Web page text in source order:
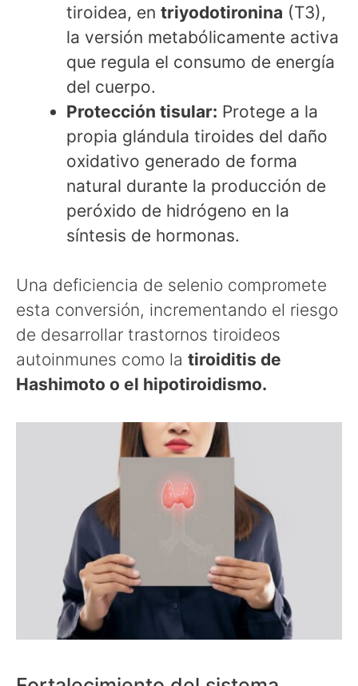
tiroidea, en triyodotironina (T3),
la versión metabólicamente activa
que regula el consumo de energía
del cuerpo.
Protección tisular: Protege a la
propia glándula tiroides del daño
oxidativo generado de forma
natural durante la producción de
peróxido de hidrógeno en la
síntesis de hormonas.
Una deficiencia de selenio compromete
esta conversión, incrementando el riesgo
de desarrollar trastornos tiroideos
autoinmunes como la tiroiditis de
Hashimoto o el hipotiroidismo.